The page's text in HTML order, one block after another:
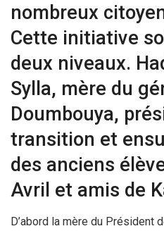
nombreux
Cette initiative
deux niveaux.
Sylla, mère du
Doumbouya,
transition et
des anciens
Avril et amis de
D’abord la mère du Président